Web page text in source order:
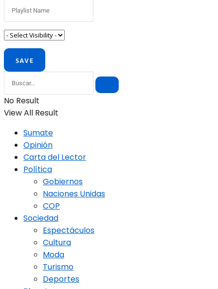
No Result
View All Result
Sumate
Opinión
Carta del Lector
Política
Gobiernos
Naciones Unidas
COP
Sociedad
Espectáculos
Cultura
Moda
Turismo
Deportes